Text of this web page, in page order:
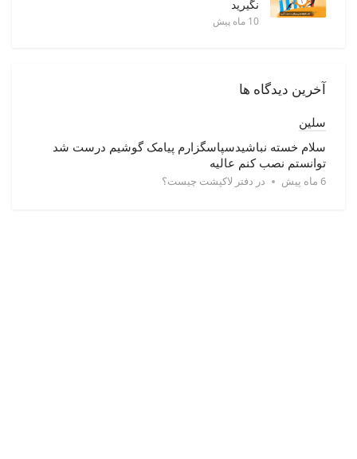
نگیرید
10 ماه پیش
آخرین دیدگاه ها
سلین
سلام خسته نباشیدسپاسگزارم پیامک گوشیم درست شد
توانستم نصب کنم عالیه
در دفتر لاکپشت چیست؟